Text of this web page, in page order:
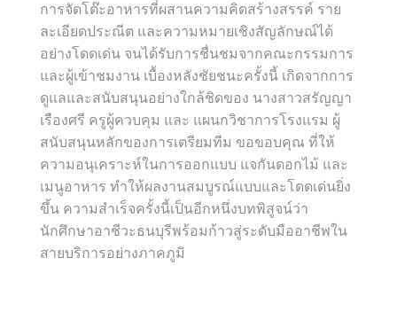
การจัดโต๊ะอาหารที่ผสานความคิดสร้างสรรค์ ราย
ละเอียดประณีต และความหมายเชิงสัญลักษณ์ได้
อย่างโดดเด่น จนได้รับการชื่นชมจากคณะกรรมการ
และผู้เข้าชมงาน เบื้องหลังชัยชนะครั้งนี้ เกิดจากการ
ดูแลและสนับสนุนอย่างใกล้ชิดของ นางสาวสรัญญา
เรืองศรี ครูผู้ควบคุม และ แผนกวิชาการโรงแรม ผู้
สนับสนุนหลักของการเตรียมทีม ขอขอบคุณ ที่ให้
ความอนุเคราะห์ในการออกแบบ แจกันดอกไม้ และ
เมนูอาหาร ทำให้ผลงานสมบูรณ์แบบและโดดเด่นยิ่ง
ขึ้น ความสำเร็จครั้งนี้เป็นอีกหนึ่งบทพิสูจน์ว่า
นักศึกษาอาชีวะธนบุรีพร้อมก้าวสู่ระดับมืออาชีพใน
สายบริการอย่างภาคภูมิ